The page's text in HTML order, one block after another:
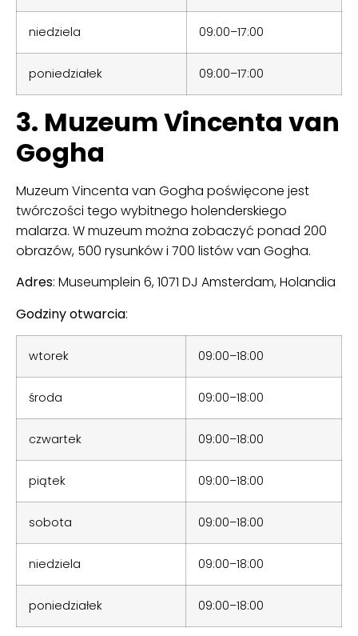
niedziela 09:00–17:00
poniedziałek 09:00–17:00
3. Muzeum Vincenta van
Gogha
Muzeum Vincenta van Gogha poświęcone jest
twórczości tego wybitnego holenderskiego
malarza. W muzeum można zobaczyć ponad 200
obrazów, 500 rysunków i 700 listów van Gogha.
Adres: Museumplein 6, 1071 DJ Amsterdam, Holandia
Godziny otwarcia:
wtorek 09:00–18:00
środa 09:00–18:00
czwartek 09:00–18:00
piątek 09:00–18:00
sobota 09:00–18:00
niedziela 09:00–18:00
poniedziałek 09:00–18:00